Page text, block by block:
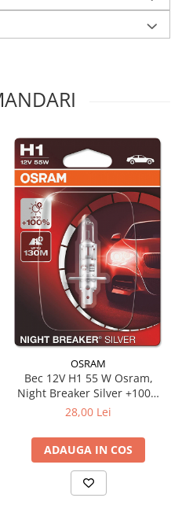
bec utilizează tehnologii
mai albă și mai strălucitoare,
pe timp de noapte.
OSRAM
Bec 12V H1 55 W Osram,
Night Breaker Silver +100%
Blister, 1 Buc
28,00 Lei
ADAUGA IN COS